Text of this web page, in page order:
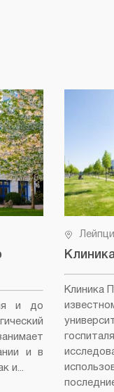
и до
и в
и...
Клиника